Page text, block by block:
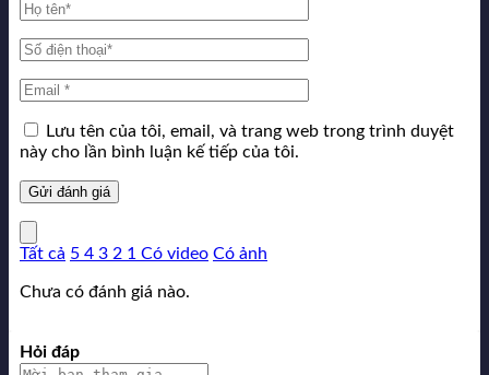
Lưu tên của tôi, email, và trang web trong trình duyệt
này cho lần bình luận kế tiếp của tôi.
Tất cả 5 4 3 2 1 Có video Có ảnh
Chưa có đánh giá nào.
Hỏi đáp